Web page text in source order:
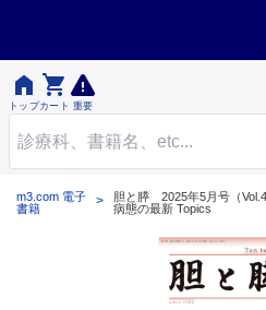

トップ

カート 重要
m3.com 電子
書籍
胆と膵 2025年5月号（
病態の最新 Topics